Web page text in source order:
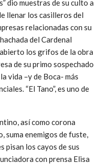
dio muestras de su culto a
llenar los casilleros del
relacionadas con su
del Cardenal
los grifos de la obra
de su primo sospechado
vida –y de Boca- más
“El Tano”, es uno de
así como corona
suma enemigos de fuste,
pisan los cayos de sus
con prensa Elisa